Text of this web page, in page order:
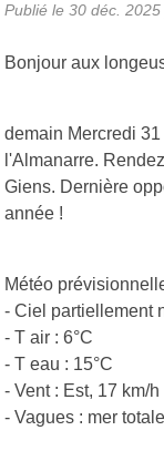
Publié le 30 déc. 2025
Bonjour aux
demain Mercredi
l'Almanarre.
Giens. Dernière
année !
Météo
- Ciel partiellement
- T air : 6°C
- T eau : 15°C
- Vent : Est, 17 km/h
- Vagues : mer